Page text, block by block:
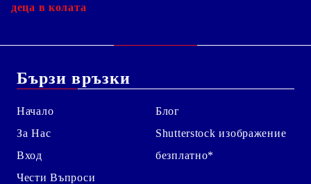
деца в колата
Бързи връзки
Начало
За Нас
Вход
Чести Въпроси
Блог
Shutterstock изображение
безплатно*